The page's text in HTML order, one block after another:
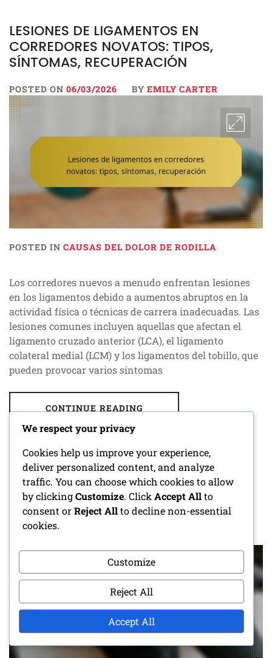
LESIONES DE LIGAMENTOS EN
CORREDORES NOVATOS: TIPOS,
SÍNTOMAS, RECUPERACIÓN
POSTED ON 06/03/2026 BY EMILY CARTER
POSTED IN CAUSAS DEL DOLOR DE RODILLA
Los corredores nuevos a menudo enfrentan lesiones
en los ligamentos debido a aumentos abruptos en la
actividad física o técnicas de carrera inadecuadas. Las
lesiones comunes incluyen aquellas que afectan el
ligamento cruzado anterior (LCA), el ligamento
colateral medial (LCM) y los ligamentos del tobillo, que
pueden provocar varios síntomas
CONTINUE READING
ESTIRAMIENTO DINÁMICO PARA
CORREDORES PRINCIPIANTES:
TÉCNICAS, BENEFICIOS, DURACIÓN
We respect your privacy
Cookies help us improve your experience,
deliver personalized content, and analyze
traffic. You can choose which cookies to allow
by clickingCustomize. Click Accept Allto
consent orReject Allto decline non-essential
cookies.
Customize
Reject All
Accept All